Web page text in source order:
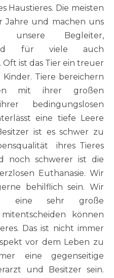
Haustieres. Die meisten
Jahre und machen uns
Begleiter,
für viele auch
ist das Tier ein treuer
Tiere bereichern
mit ihrer großen
bedingungslosen
eine tiefe Leere
ist es schwer zu
ihres Tieres
noch schwerer ist die
Euthanasie. Wir
behilflich sein. Wir
eine sehr große
können
Das ist nicht immer
vor dem Leben zu
eine gegenseitige
und Besitzer sein.